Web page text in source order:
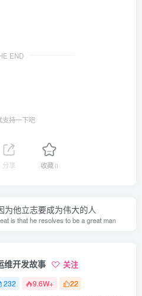
END
支持一下吧
分享 收藏0
为他立志要成为伟大的人
is that he resolves to be a great man
维开发故事 关注
232 9.6W+ 22